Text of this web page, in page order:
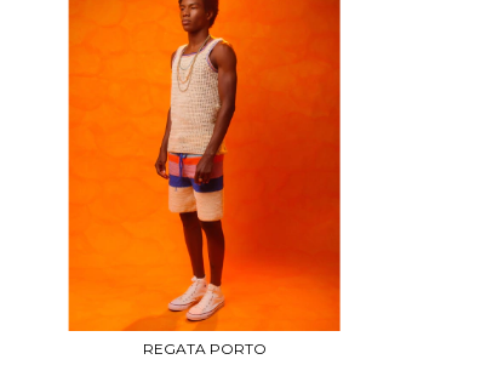
REGATA PORTO